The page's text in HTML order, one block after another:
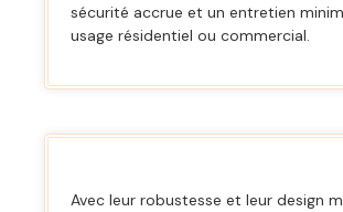
sécurité accrue et un entretien
usage résidentiel ou commercial.
Avec leur robustesse et leur design